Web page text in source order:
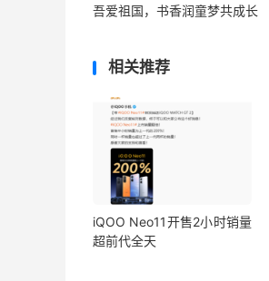
吾爱祖国，书香润童梦共成长
相关推荐
iQOO Neo11开售2小时销量
超前代全天